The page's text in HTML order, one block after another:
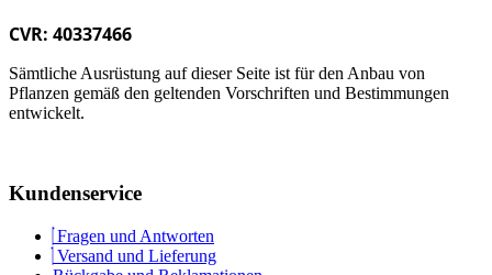
CVR: 40337466
Sämtliche Ausrüstung auf dieser Seite ist für den Anbau von
Pflanzen gemäß den geltenden Vorschriften und Bestimmungen
entwickelt.
Kundenservice
Fragen und Antworten
Versand und Lieferung